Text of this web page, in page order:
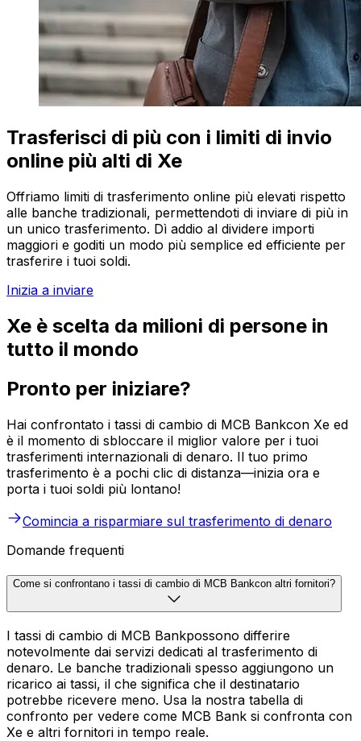
Trasferisci di più con i limiti di invio
online più alti di Xe
Offriamo limiti di trasferimento online più elevati rispetto
alle banche tradizionali, permettendoti di inviare di più in
un unico trasferimento. Dì addio al dividere importi
maggiori e goditi un modo più semplice ed efficiente per
trasferire i tuoi soldi.
Inizia a inviare
Xe è scelta da milioni di persone in
tutto il mondo
Pronto per iniziare?
Hai confrontato i tassi di cambio di MCB Bankcon Xe ed
è il momento di sbloccare il miglior valore per i tuoi
trasferimenti internazionali di denaro. Il tuo primo
trasferimento è a pochi clic di distanza—inizia ora e
porta i tuoi soldi più lontano!
Comincia a risparmiare sul trasferimento di denaro
Domande frequenti
Come si confrontano i tassi di cambio di MCB Bankcon altri fornitori?
I tassi di cambio di MCB Bankpossono differire
notevolmente dai servizi dedicati al trasferimento di
denaro. Le banche tradizionali spesso aggiungono un
ricarico ai tassi, il che significa che il destinatario
potrebbe ricevere meno. Usa la nostra tabella di
confronto per vedere come MCB Bank si confronta con
Xe e altri fornitori in tempo reale.